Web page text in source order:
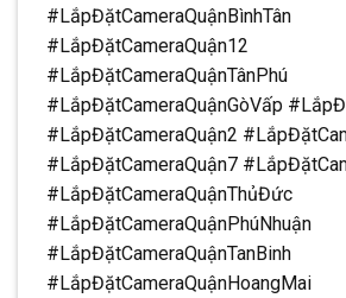
#LắpĐặtCameraQuậnBìnhTân
#LắpĐặtCameraQuận12
#LắpĐặtCameraQuậnTânPhú
#LắpĐặtCameraQuậnGòVấp
#LắpĐặtCameraQuận2
#LắpĐặtCameraQuận7
#LắpĐặtCameraQuậnThủĐức
#LắpĐặtCameraQuậnPhúNhuận
#LắpĐặtCameraQuậnTanBinh
#LắpĐặtCameraQuậnHoangMai